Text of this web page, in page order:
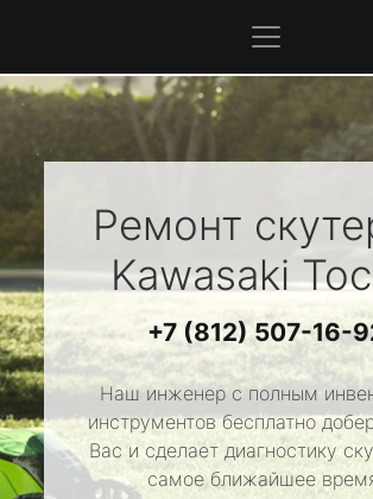
Ремонт
Kawasaki
+7 (812) 507-16-
Наш инженер с полным
инструментов бесплатно
Вас и сделает диагностику
самое ближайшее